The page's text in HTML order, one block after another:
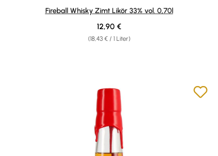
Durchschnittliche Bewertung von 4.9 von 5 Sternen
Fireball Whisky Zimt Likör 33% vol. 0,70l
(18,43 € / 1 Liter)
Regulärer Preis:
12,90 €